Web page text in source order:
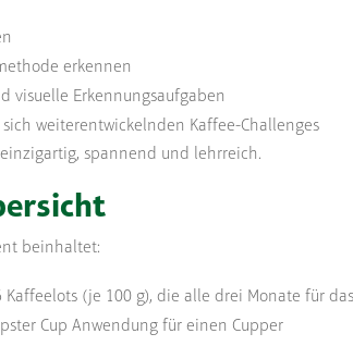
erkennen
visuelle Erkennungsaufgaben
weiterentwickelnden Kaffee-Challenges
spannend und lehrreich.
beinhaltet:
Kaffeelots (je 100 g), die alle drei Monate für
Cup Anwendung für einen Cupper